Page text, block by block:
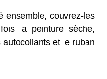
ensemble, couvrez-les
la peinture sèche,
et le ruban